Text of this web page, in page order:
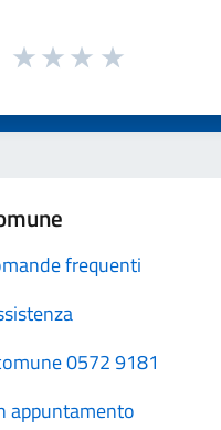
frequenti
0572 9181
appuntamento